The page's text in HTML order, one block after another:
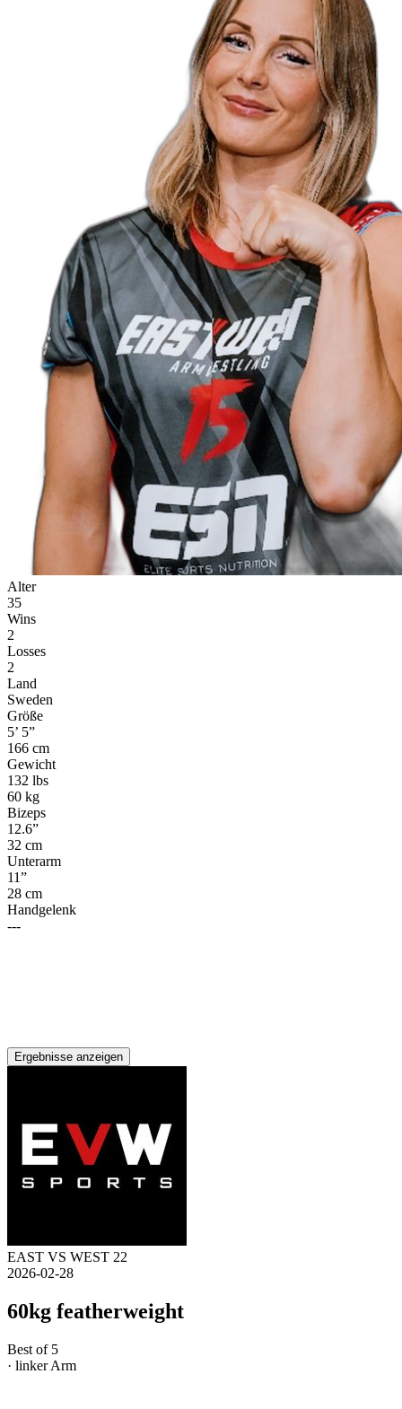
Alter
35
Wins
2
Losses
2
Land
Sweden
Größe
5’ 5”
166 cm
Gewicht
132 lbs
60 kg
Bizeps
12.6”
32 cm
Unterarm
11”
28 cm
Handgelenk
---
Ergebnisse anzeigen
EAST VS WEST 22
2026-02-28
60kg featherweight
Best of 5
· linker Arm